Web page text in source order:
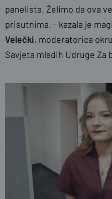
panelista. Želimo da ova
prisutnima. - kazala je
Velečki, moderatorica
Savjeta mladih Udruge Za